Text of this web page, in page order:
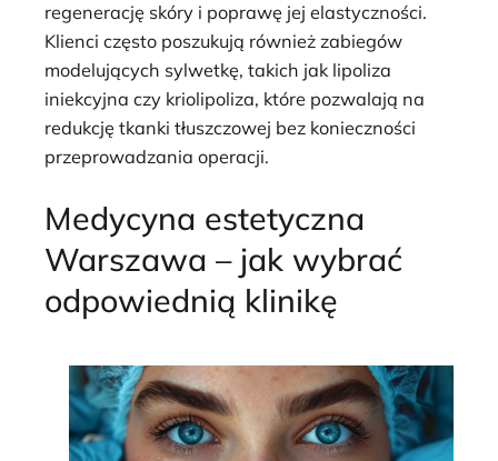
regenerację skóry i poprawę jej elastyczności.
Klienci często poszukują również zabiegów
modelujących sylwetkę, takich jak lipoliza
iniekcyjna czy kriolipoliza, które pozwalają na
redukcję tkanki tłuszczowej bez konieczności
przeprowadzania operacji.
Medycyna estetyczna
Warszawa – jak wybrać
odpowiednią klinikę